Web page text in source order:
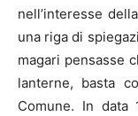
nell’interesse
una riga di
magari pensasse
lanterne, basta
Comune. In data